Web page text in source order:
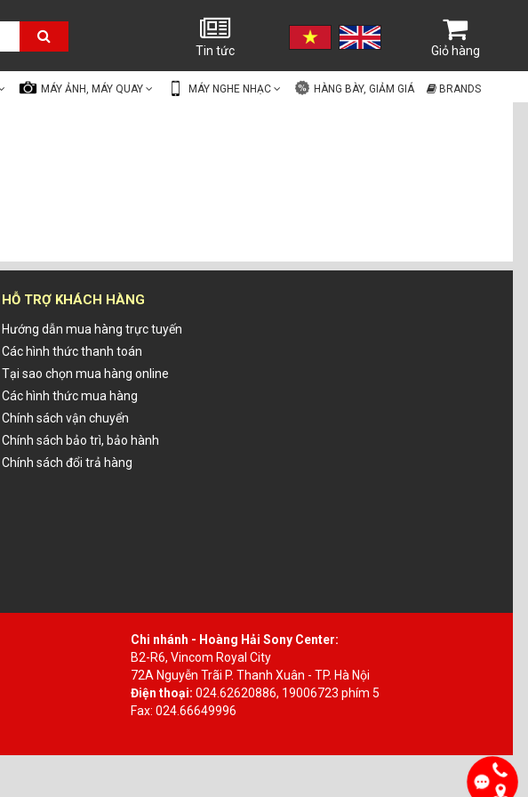
Tin tức Giỏ hàng
MÁY ẢNH, MÁY QUAY MÁY NGHE NHẠC HÀNG BÀY, GIẢM GIÁ BRANDS
HỖ TRỢ KHÁCH HÀNG
Hướng dẫn mua hàng trực tuyến
Các hình thức thanh toán
Tại sao chọn mua hàng online
Các hình thức mua hàng
Chính sách vận chuyển
Chính sách bảo trì, bảo hành
Chính sách đổi trả hàng
Chi nhánh - Hoàng Hải Sony Center:
B2-R6, Vincom Royal City
72A Nguyễn Trãi P. Thanh Xuân - TP. Hà Nội
Điện thoại: 024.62620886, 19006723 phím 5
Fax: 024.66649996